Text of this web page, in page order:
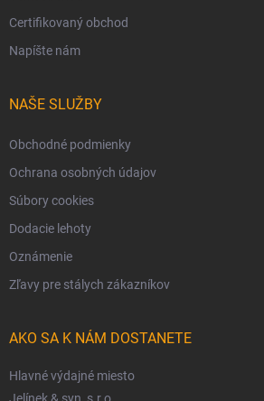
Certifikovaný obchod
Napíšte nám
NAŠE SLUŽBY
Obchodné podmienky
Ochrana osobných údajov
Súbory cookies
Dodacie lehoty
Oznámenie
Zľavy pre stálych zákazníkov
AKO SA K NÁM DOSTANETE
Hlavné výdajné miesto